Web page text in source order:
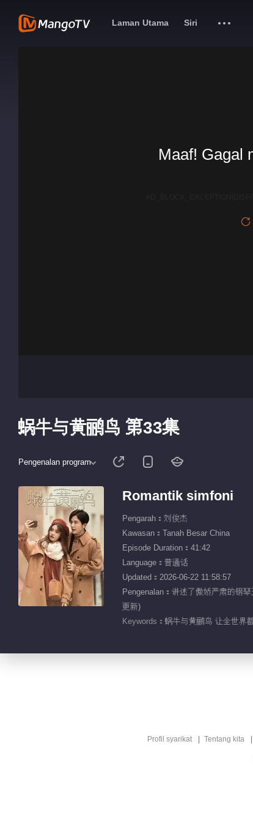
Laman Utama Siri
Maaf! Gagal
蜗牛与黄鹂鸟 第33集
Pengenalan program
Romantik simfoni
Pengarah：刘俊杰
Kawasan：Tanah Besar China
Episode Duration：41:42
Language：普通话
Updated：2026-06-22 11:58:57
Pengenalan：讲述了傲娇严肃的钢
更新)
Keywords： 蜗牛与黄鹂鸟 让全世界
Profil syarikat Tentang kita